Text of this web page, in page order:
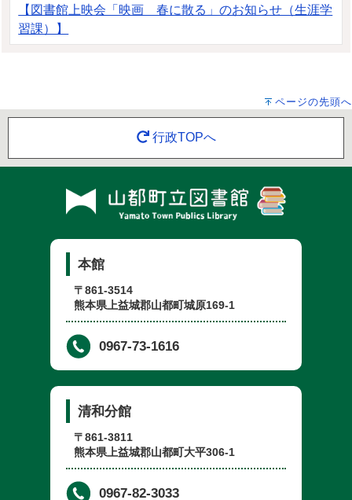
【図書館上映会「映画 春に散る」のお知らせ（生涯学
習課）】
ページの先頭へ
行政TOPへ
本館
〒861-3514
熊本県上益城郡山都町城原169-1
0967-73-1616
清和分館
〒861-3811
熊本県上益城郡山都町大平306-1
0967-82-3033